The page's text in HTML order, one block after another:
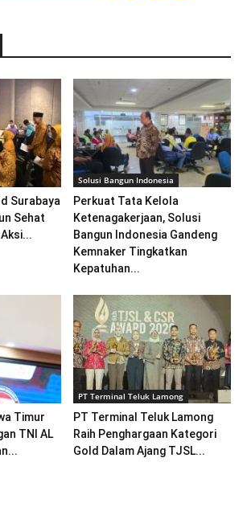
Surabaya
Sehat
Solusi Bangun Indonesia
Perkuat Tata Kelola
Ketenagakerjaan, Solusi
Bangun Indonesia Gandeng
Kemnaker Tingkatkan
Kepatuhan...
Timur
TNI AL
PT Terminal Teluk Lamong
PT Terminal Teluk Lamong
Raih Penghargaan Kategori
Gold Dalam Ajang TJSL...